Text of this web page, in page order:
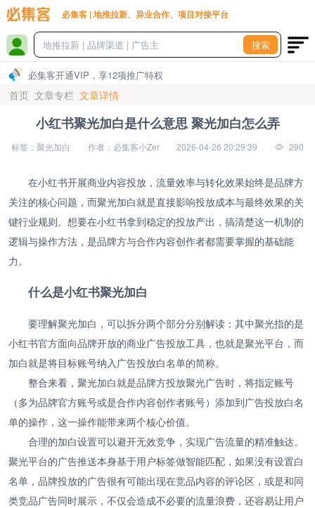
必集客 | 地推拉新、异业合作、项目对接平台
搜索
必集客开通VIP，享12项推广特权
首页 文章专栏 文章详情
小红书聚光加白是什么意思 聚光加白怎么弄
标签：聚光加白 作者：必集客小Zer 2026-04-26 20:29:39 290
在小红书开展商业内容投放，流量效率与转化效果始终是品牌方
关注的核心问题，而聚光加白就是直接影响投放成本与最终效果的关
键行业规则。想要在小红书拿到稳定的投放产出，搞清楚这一机制的
逻辑与操作方法，是品牌方与合作内容创作者都需要掌握的基础能
力。
什么是小红书聚光加白
要理解聚光加白，可以拆分两个部分分别解读：其中聚光指的是
小红书官方面向品牌开放的商业广告投放工具，也就是聚光平台，而
加白就是将目标账号纳入广告投放白名单的简称。
整合来看，聚光加白就是品牌方投放聚光广告时，将指定账号
（多为品牌官方账号或是合作内容创作者账号）添加到广告投放白名
单的操作，这一操作能带来两个核心价值。
合理的加白设置可以避开无效竞争，实现广告流量的精准触达。
聚光平台的广告推送本身基于用户标签做智能匹配，如果没有设置白
名单，品牌投放的广告很有可能出现在竞品内容的评论区，或是和同
类竞品广告同时展示，不仅会造成不必要的流量浪费，还容易让用户